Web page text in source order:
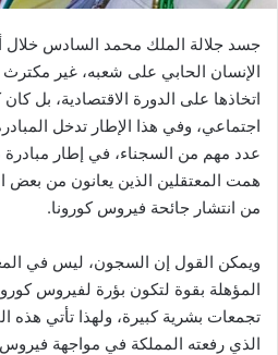
ر
جسد جلالة الملك محمد السادس خلال
الإنسان الحابي على شعبه، غير مكترث
اتخاذها على الدورة الاقتصادية، بل
اجتماعي، وفي هذا الإطار تدخل
عدد مهم من السجناء، في إطار
همت المعتقلين الذين يعانون من بعض
من انتشار جائحة فيروس كورونا.
ويمكن القول إن السجون، ليس في
المؤهلة بقوة لتكون بؤرة لفيروس
تجمعات بشرية كبيرة، ولهذا تأتي هذه
الذي رفعته المملكة في مواجهة فيروس